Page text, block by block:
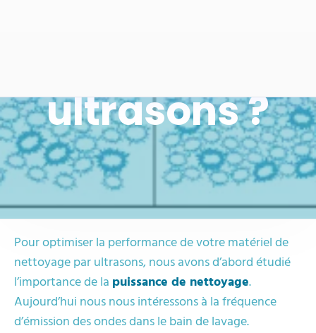
ultrasons ?
Pour optimiser la performance de votre matériel de
nettoyage par ultrasons, nous avons d’abord étudié
l’importance de la puissance de nettoyage.
Aujourd’hui nous nous intéressons à la fréquence
d’émission des ondes dans le bain de lavage.